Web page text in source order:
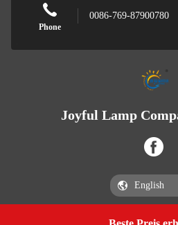
Phone
0086-769-87900780
Joyful Lamp